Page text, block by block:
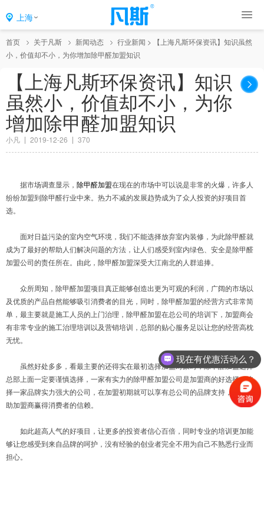
上海
首页 关于凡斯 新闻动态 行业新闻 >
【上海凡斯环保资讯】知识虽然
小，价值却不小，为你增加除甲醛加盟知识
【上海凡斯环保资讯】知识
虽然小，价值却不小，为你
增加除甲醛加盟知识
小凡 2019-12-26 370
据市场调查显示， 除甲醛加盟在现在的市场中可以说是非常的火爆，许多人
纷纷加盟到除甲醛行业中来。热力不减的发展趋势成为了众人投资的好项目首
选。
面对日益污染的室内空气环境，我们不能选择放弃室内装修，为此除甲醛就
成为了最好的帮助人们解决问题的方法，让人们感受到室内绿色、安全是除甲醛
加盟公司的责任所在。由此，除甲醛加盟深受大江南北的人群追捧。
众所周知，除甲醛加盟项目真正能够创造出更为可观的利润，广阔的市场以
及优质的产品自然能够吸引消费者的目光，同时，除甲醛加盟的经营方式非常简
单，最主要就是施工人员的上门治理，除甲醛加盟在总公司的培训下，加盟商会
有非常专业的施工治理培训以及营销培训，总部的贴心服务足以让您的经营高枕
无忧。
虽然好处多多，看最主要的还得实在最初选择加盟对象时，除甲醛加盟选择
总部上面一定要谨慎选择，一家有实力的除甲醛加盟公司是加盟商的好选择，选
择一家品牌实力强大的公司，在加盟初期就可以享有总公司的品牌支持，快速帮
助加盟商赢得消费者的信赖。
如此超高人气的好项目，让更多的投资者信心百倍，同时专业的培训更加能
够让您感受到来自品牌的呵护，没有经验的创业者完全不用为自己不熟悉行业而
担心。
现在有优惠活动么？